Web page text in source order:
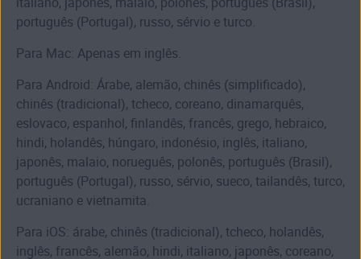
português (Portugal), russo, sérvio e turco.
Para Mac: Apenas em inglês.
Para Android: Árabe, alemão, chinês (simplificado),
chinês (tradicional), tcheco, coreano, dinamarquês,
eslovaco, espanhol, finlandês, francês, grego, hebraico,
hindi, holandês, húngaro, indonésio, inglês, italiano,
japonês, malaio, norueguês, polonês, português (Brasil),
português (Portugal), russo, sérvio, sueco, tailandês, turco,
ucraniano e vietnamita.
Para iOS: árabe, chinês (tradicional), tcheco, holandês,
inglês, francês, alemão, hindi, italiano, japonês, coreano,